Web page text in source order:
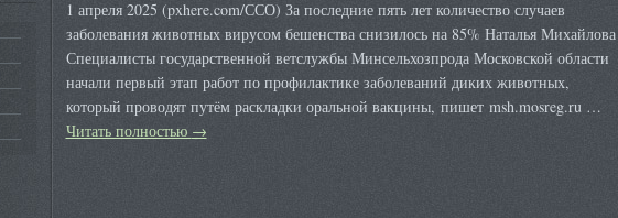
1 апреля 2025 (pxhere.com/ССО) За последние пять лет количество случаев
заболевания животных вирусом бешенства снизилось на 85% Наталья Михайлова
Специалисты государственной ветслужбы Минсельхозпрода Московской области
начали первый этап работ по профилактике заболеваний диких животных,
который проводят путём раскладки оральной вакцины, пишет msh.mosreg.ru …
Читать полностью →